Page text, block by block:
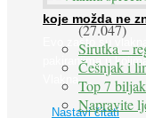
koje možda ne
Evo zašto su
pakiranjima u
Vlakna ...
Nastavi čitati
(27.047)
Sirutka –
Češnjak i
Top 7
Napravite